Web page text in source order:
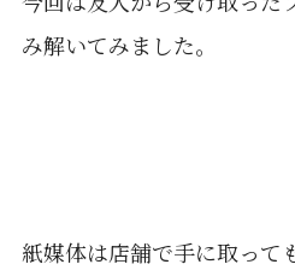
み解いてみました。
紙媒体は店舗で手に取って